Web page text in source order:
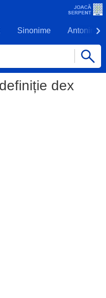
Sinonime Antonime
dex